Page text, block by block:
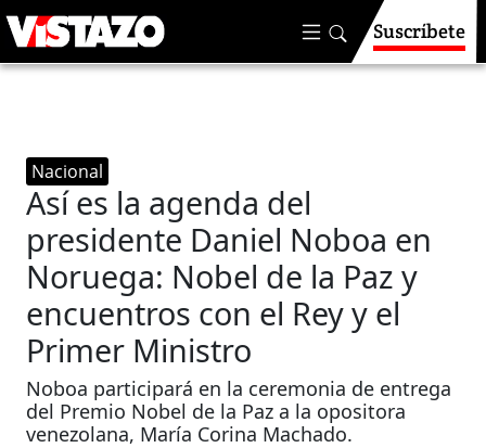
Suscríbete
Nacional
Así es la agenda del
presidente Daniel Noboa en
Noruega: Nobel de la Paz y
encuentros con el Rey y el
Primer Ministro
Noboa participará en la ceremonia de entrega
del Premio Nobel de la Paz a la opositora
venezolana, María Corina Machado.